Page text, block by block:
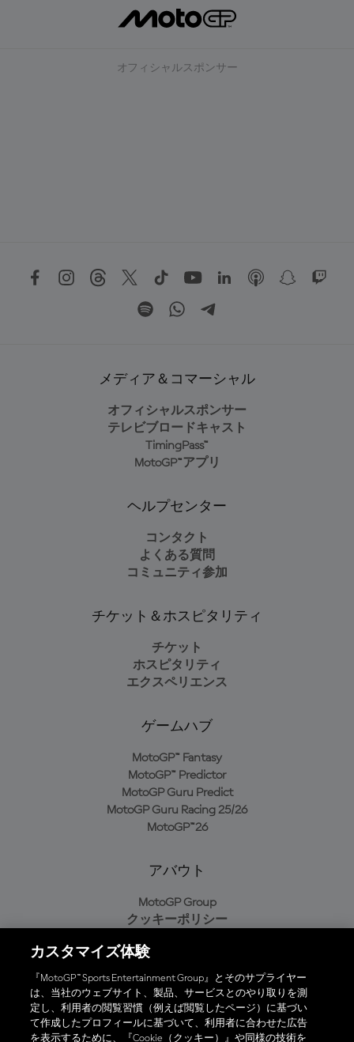
オフィシャルスポンサー
メディア＆コマーシャル
オフィシャルスポンサー
テレビブロードキャスト
TimingPass™
MotoGP™アプリ
ヘルプセンター
コンタクト
よくある質問
コミュニティ参加
チケット＆ホスピタリティ
チケット
ホスピタリティ
エクスペリエンス
ゲームハブ
MotoGP™ Fantasy
MotoGP™ Predictor
MotoGP Guru Predict
MotoGP Guru Racing 25/26
MotoGP™26
アバウト
MotoGP Group
クッキーポリシー
プライバシーポリシー
購入ポリシー
オフィシャルアプリ
カスタマイズ体験
『MotoGP™ Sports Entertainment Group』とそのサプライヤー
は、当社のウェブサイト、製品、サービスとのやり取りを測
定し、利用者の閲覧習慣（例えば閲覧したページ）に基づい
て作成したプロフィールに基づいて、利用者に合わせた広告
を表示するために、『Cookie（クッキー）』や同様の技術を